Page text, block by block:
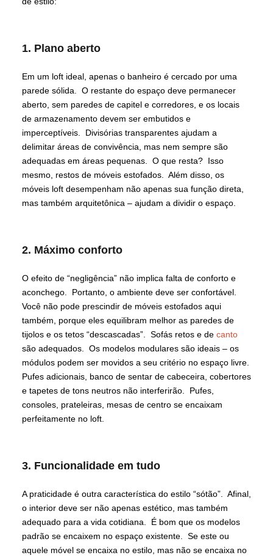
1. Plano aberto
Em um loft ideal, apenas o banheiro é cercado por uma
parede sólida. O restante do espaço deve permanecer
aberto, sem paredes de capitel e corredores, e os locais
de armazenamento devem ser embutidos e
imperceptíveis. Divisórias transparentes ajudam a
delimitar áreas de convivência, mas nem sempre são
adequadas em áreas pequenas. O que resta? Isso
mesmo, restos de móveis estofados. Além disso, os
móveis loft desempenham não apenas sua função direta,
mas também arquitetônica – ajudam a dividir o espaço.
2. Máximo conforto
O efeito de “negligência” não implica falta de conforto e
aconchego. Portanto, o ambiente deve ser confortável.
Você não pode prescindir de móveis estofados aqui
também, porque eles equilibram melhor as paredes de
tijolos e os tetos “descascadas”. Sofás retos e de canto
são adequados. Os modelos modulares são ideais – os
módulos podem ser movidos a seu critério no espaço livre.
Pufes adicionais, banco de sentar de cabeceira, cobertores
e tapetes de tons neutros não interferirão. Pufes,
consoles, prateleiras, mesas de centro se encaixam
perfeitamente no loft.
3. Funcionalidade em tudo
A praticidade é outra característica do estilo “sótão”. Afinal,
o interior deve ser não apenas estético, mas também
adequado para a vida cotidiana. É bom que os modelos
padrão se encaixem no espaço existente. Se este ou
aquele móvel se encaixa no estilo, mas não se encaixa no